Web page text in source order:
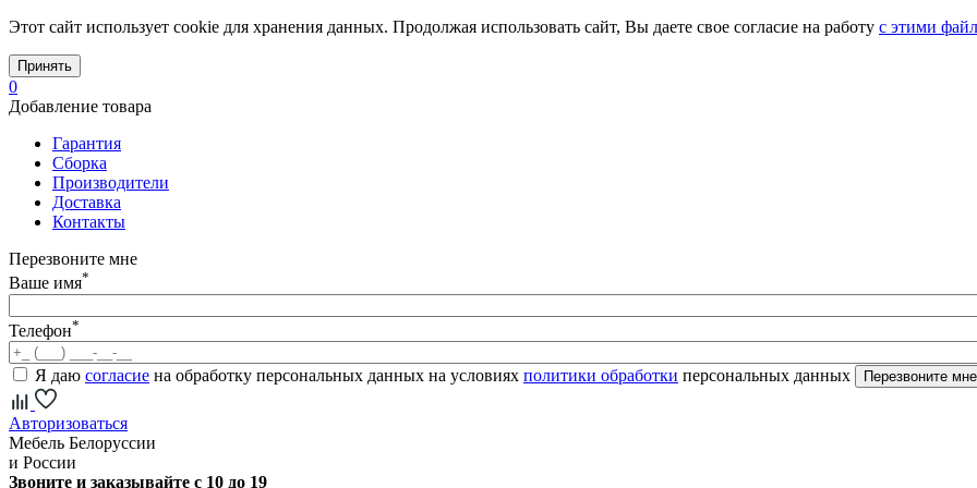
Этот сайт использует cookie для хранения данных. Продолжая использовать сайт, Вы даете свое согласие на работу с этими
Принять
0
Добавление товара
Гарантия
Сборка
Производители
Доставка
Контакты
Перезвоните мне
Ваше имя*
Телефон*
Я даю согласие на обработку персональных данных на условиях политики обработки персональных данных
Авторизоваться
Мебель Белоруссии
и России
Звоните и заказывайте с 10 до 19